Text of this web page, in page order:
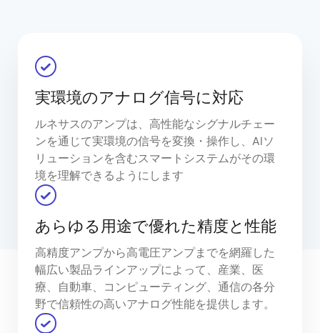
実環境のアナログ信号に対応
ルネサスのアンプは、高性能なシグナルチェー
ンを通じて実環境の信号を変換・操作し、AIソ
リューションを含むスマートシステムがその環
境を理解できるようにします
あらゆる用途で優れた精度と性能
高精度アンプから高電圧アンプまでを網羅した
幅広い製品ラインアップによって、産業、医
療、自動車、コンピューティング、通信の各分
野で信頼性の高いアナログ性能を提供します。